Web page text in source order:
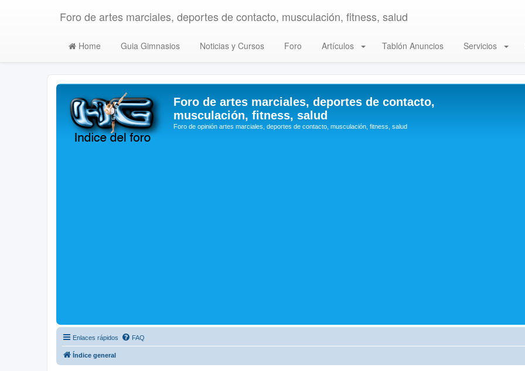
Foro de artes marciales, deportes de contacto, musculación, fitness, salud
Home Guia Gimnasios Noticias y Cursos Foro Artículos Tablón Anuncios Servicios
Foro de artes marciales, deportes de contacto,
musculación, fitness, salud
Foro de opinión artes marciales, deportes de contacto, musculación, fitness, salud
Enlaces rápidos FAQ
Índice general